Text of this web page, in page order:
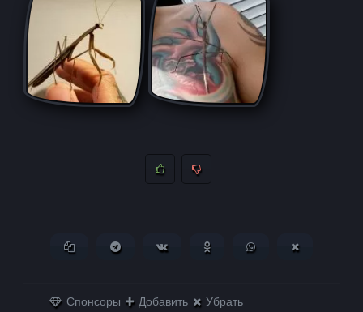
Копировать ссылкуПоделиться в Telegram
Поделиться ВКонтактеПоделиться в
Поделиться в
Спонсоры Добавить Убрать